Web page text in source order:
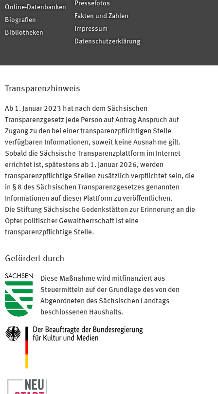
Online-Datenbanken
Biografien
Bibliotheken
Pressefotos
Fakten und Zahlen
Impressum
Datenschutzerklärung
Transparenzhinweis
Ab 1. Januar 2023 hat nach dem Sächsischen
Transparenzgesetz jede Person auf Antrag Anspruch auf
Zugang zu den bei einer transparenzpflichtigen Stelle
verfügbaren Informationen, soweit keine Ausnahme gilt.
Sobald die Sächsische Transparenzplattform im Internet
errichtet ist, spätestens ab 1. Januar 2026, werden
transparenzpflichtige Stellen zusätzlich verpflichtet sein, die
in § 8 des Sächsischen Transparenzgesetzes genannten
Informationen auf dieser Plattform zu veröffentlichen.
Die Stiftung Sächsische Gedenkstätten zur Erinnerung an die
Opfer politischer Gewaltherrschaft ist eine
transparenzpflichtige Stelle.
Gefördert durch
Diese Maßnahme wird mitfinanziert aus
Steuermitteln auf der Grundlage des von den
Abgeordneten des Sächsischen Landtags
beschlossenen Haushalts.